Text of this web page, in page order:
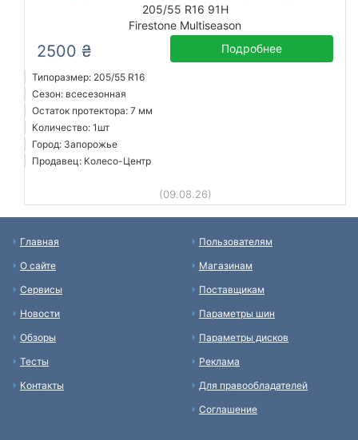
205/55 R16 91H
Firestone Multiseason
2500 ₴ Подробнее
Типоразмер: 205/55 R16
Сезон: всесезонная
Остаток протектора: 7 мм
Количество: 1шт
Город: Запорожье
Продавец: Колесо-Центр
(09.08.26)
Главная
О сайте
Сервисы
Новости
Обзоры
Тесты
Контакты
Пользователям
Магазинам
Поставщикам
Параметры шин
Параметры дисков
Реклама
Для правообладателей
Соглашение